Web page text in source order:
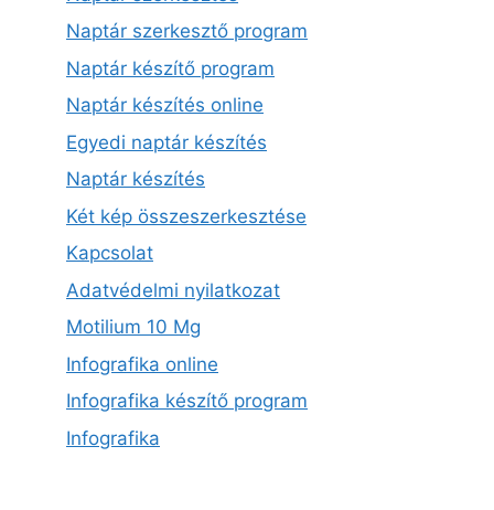
Naptár szerkesztő program
Naptár készítő program
Naptár készítés online
Egyedi naptár készítés
Naptár készítés
Két kép összeszerkesztése
Kapcsolat
Adatvédelmi nyilatkozat
Motilium 10 Mg
Infografika online
Infografika készítő program
Infografika